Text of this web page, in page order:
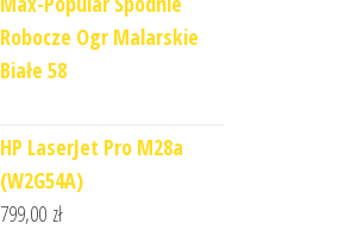
Robocze Ogr Malarskie
Białe 58
HP LaserJet Pro M28a
(W2G54A)
799,00 zł